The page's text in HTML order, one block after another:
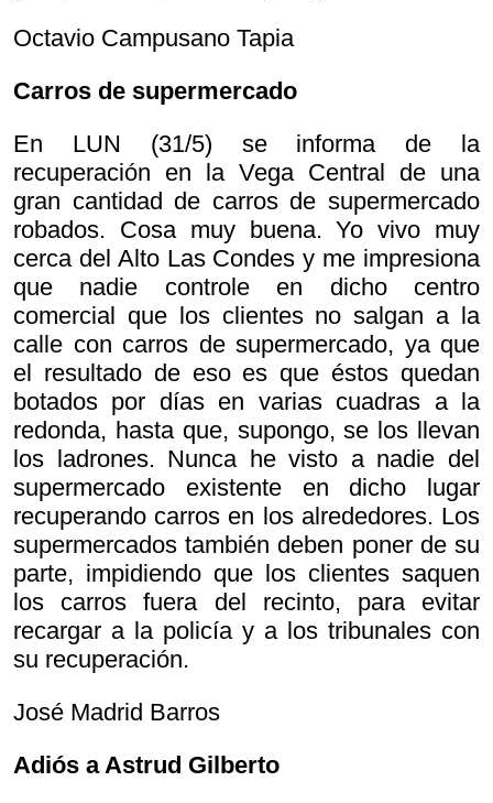
Octavio Campusano Tapia
Carros de supermercado
En LUN (31/5) se informa de la
recuperación en la Vega Central de una
gran cantidad de carros de supermercado
robados. Cosa muy buena. Yo vivo muy
cerca del Alto Las Condes y me impresiona
que nadie controle en dicho centro
comercial que los clientes no salgan a la
calle con carros de supermercado, ya que
el resultado de eso es que éstos quedan
botados por días en varias cuadras a la
redonda, hasta que, supongo, se los llevan
los ladrones. Nunca he visto a nadie del
supermercado existente en dicho lugar
recuperando carros en los alrededores. Los
supermercados también deben poner de su
parte, impidiendo que los clientes saquen
los carros fuera del recinto, para evitar
recargar a la policía y a los tribunales con
su recuperación.
José Madrid Barros
Adiós a Astrud Gilberto